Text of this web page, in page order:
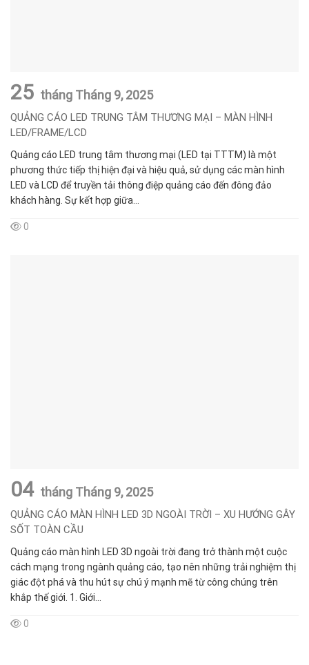
25 tháng Tháng 9, 2025
QUẢNG CÁO LED TRUNG TÂM THƯƠNG MẠI – MÀN HÌNH
LED/FRAME/LCD
Quảng cáo LED trung tâm thương mại (LED tại TTTM) là một
phương thức tiếp thị hiện đại và hiệu quả, sử dụng các màn hình
LED và LCD để truyền tải thông điệp quảng cáo đến đông đảo
khách hàng. Sự kết hợp giữa...
0
04 tháng Tháng 9, 2025
QUẢNG CÁO MÀN HÌNH LED 3D NGOÀI TRỜI – XU HƯỚNG GÂY
SỐT TOÀN CẦU
Quảng cáo màn hình LED 3D ngoài trời đang trở thành một cuộc
cách mạng trong ngành quảng cáo, tạo nên những trải nghiệm thị
giác đột phá và thu hút sự chú ý mạnh mẽ từ công chúng trên
khắp thế giới. 1. Giới...
0